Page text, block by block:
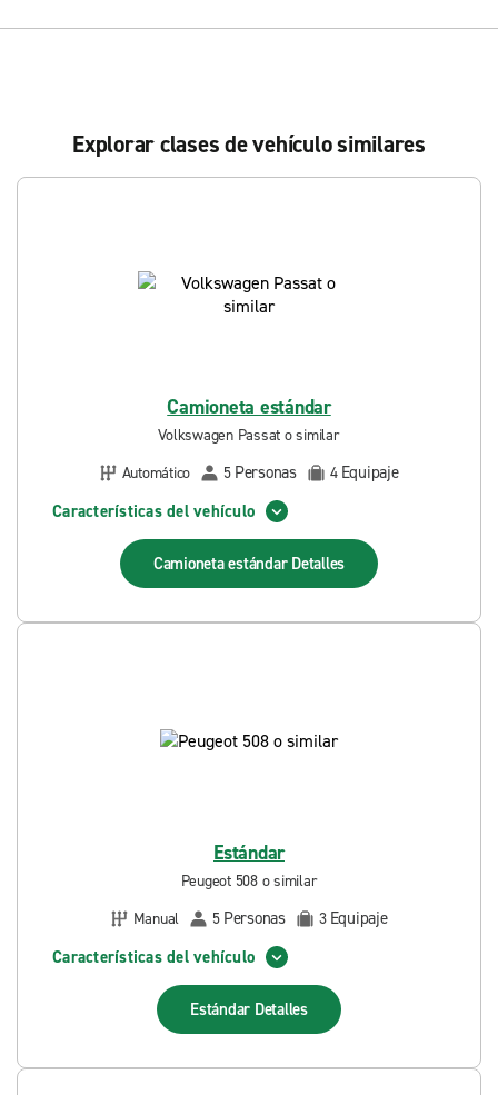
Explorar clases de vehículo similares
Camioneta estándar
Volkswagen Passat o similar
Automático
5 Personas 4 Equipaje
Características del vehículo
Camioneta estándar Detalles
Estándar
Peugeot 508 o similar
Manual
5 Personas 3 Equipaje
Características del vehículo
Estándar Detalles